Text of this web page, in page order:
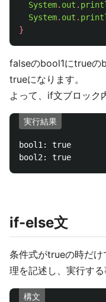
System. out .
System. out .
}
falseのbool1にtrueの
trueになります。
よって、if文ブロック
実行結果
bool1: true
if-else文
条件式がtrueの時だ
理を記述し、実行する
構文